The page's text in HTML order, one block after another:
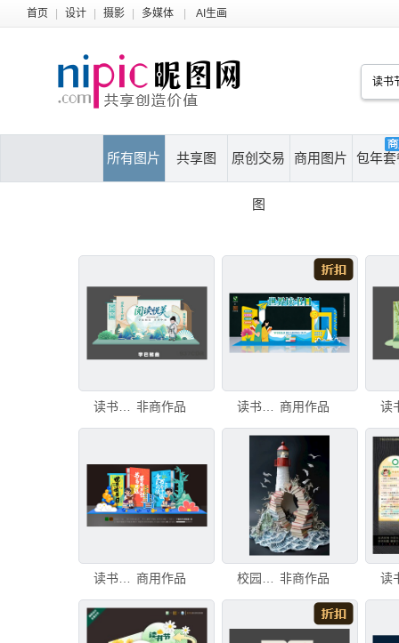
首页 设计 摄影 多媒体 AI生画
所有图片 共享图 原创交易
图
商用图片 包年套
非商作品 读书日拍照框 商用作品
读书日美陈 商用作品 校园阅读立体小品 非商作品